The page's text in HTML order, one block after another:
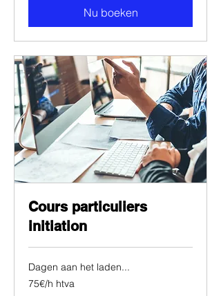
Nu boeken
Cours particuliers
initiation
Dagen aan het laden...
75€/h
htva
75€/h htva